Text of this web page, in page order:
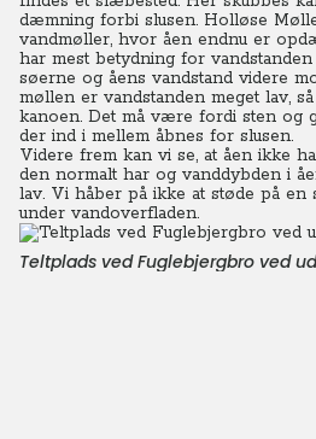
dæmning forbi slusen. Holløse
vandmøller, hvor åen endnu er
har mest betydning for
søerne og åens vandstand videre
møllen er vandstanden meget lav,
kanoen. Det må være fordi sten og
der ind i mellem åbnes for slusen.
Videre frem kan vi se, at åen ikke
den normalt har og vanddybden i
lav. Vi håber på ikke at støde på en
under vandoverfladen.
Teltplads ved Fuglebjergbro ved